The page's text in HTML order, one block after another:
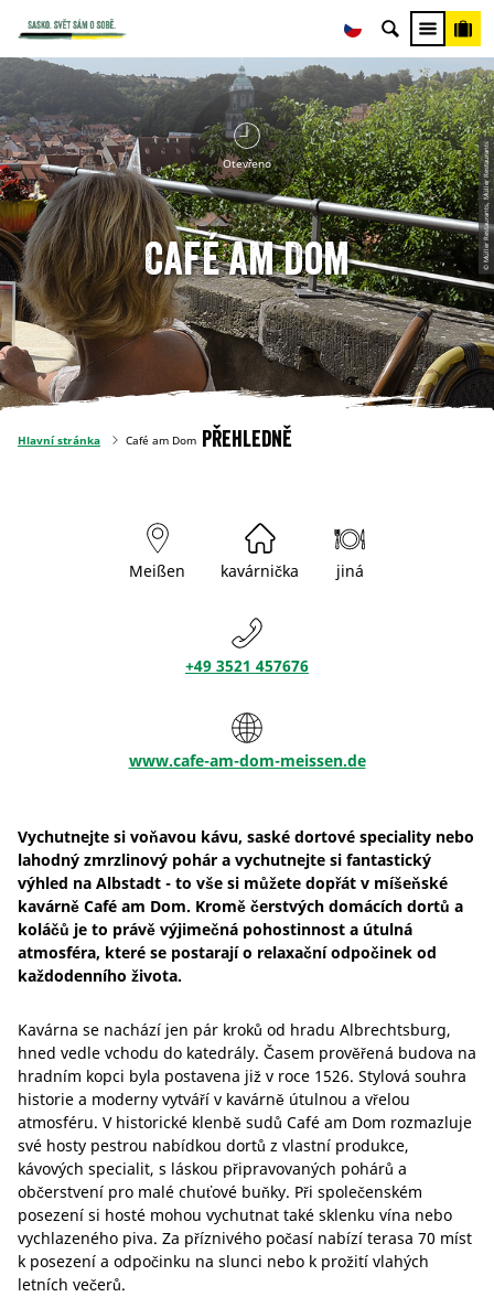
© Müller Restaurants, Müller Restaurants
Otevřeno
Café am Dom
Hlavní stránka Café am Dom Přehledně
Meißen kavárnička jiná
+49 3521 457676
www.cafe-am-dom-meissen.de
Vychutnejte si voňavou kávu, saské dortové speciality nebo
lahodný zmrzlinový pohár a vychutnejte si fantastický
výhled na Albstadt - to vše si můžete dopřát v míšeňské
kavárně Café am Dom. Kromě čerstvých domácích dortů a
koláčů je to právě výjimečná pohostinnost a útulná
atmosféra, které se postarají o relaxační odpočinek od
každodenního života.
Kavárna se nachází jen pár kroků od hradu Albrechtsburg,
hned vedle vchodu do katedrály. Časem prověřená budova na
hradním kopci byla postavena již v roce 1526. Stylová souhra
historie a moderny vytváří v kavárně útulnou a vřelou
atmosféru. V historické klenbě sudů Café am Dom rozmazluje
své hosty pestrou nabídkou dortů z vlastní produkce,
kávových specialit, s láskou připravovaných pohárů a
občerstvení pro malé chuťové buňky. Při společenském
posezení si hosté mohou vychutnat také sklenku vína nebo
vychlazeného piva. Za příznivého počasí nabízí terasa 70 míst
k posezení a odpočinku na slunci nebo k prožití vlahých
letních večerů.